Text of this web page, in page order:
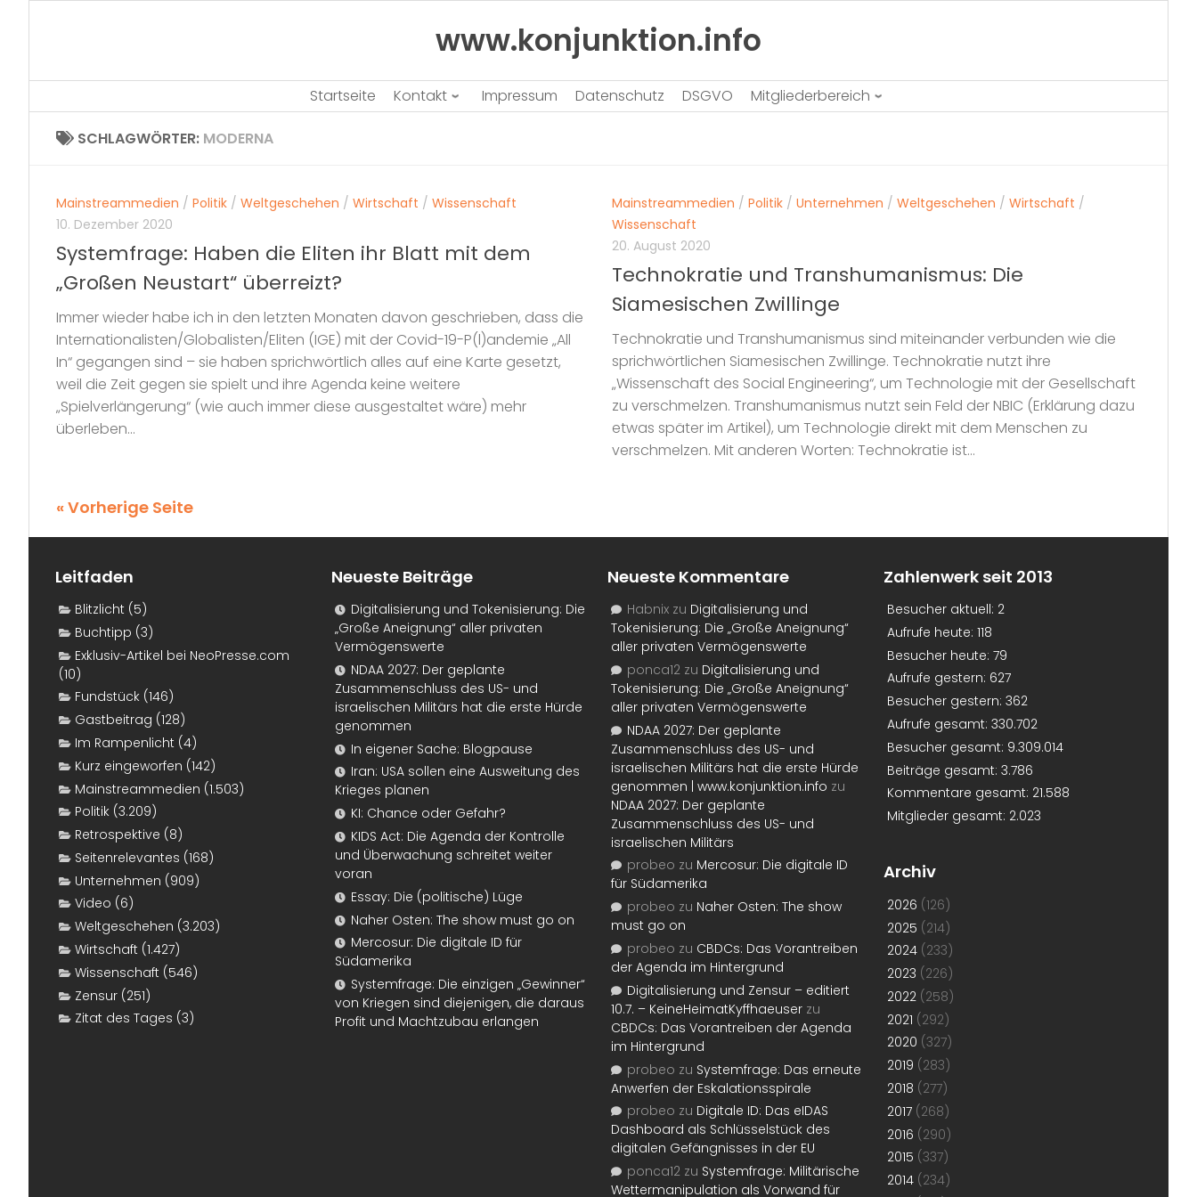
www.konjunktion.info
Startseite Kontakt Impressum Datenschutz DSGVO Mitgliederbereich
SCHLAGWÖRTER: MODERNA
Mainstreammedien / Politik / Weltgeschehen / Wirtschaft / Wissenschaft
10. Dezember 2020
Systemfrage: Haben die Eliten ihr Blatt mit dem
„Großen Neustart“ überreizt?
Immer wieder habe ich in den letzten Monaten davon geschrieben, dass die
Internationalisten/Globalisten/Eliten (IGE) mit der Covid-19-P(l)andemie „All
In“ gegangen sind – sie haben sprichwörtlich alles auf eine Karte gesetzt,
weil die Zeit gegen sie spielt und ihre Agenda keine weitere
„Spielverlängerung“ (wie auch immer diese ausgestaltet wäre) mehr
überleben...
Mainstreammedien / Politik / Unternehmen / Weltgeschehen / Wirtschaft /
Wissenschaft
20. August 2020
Technokratie und Transhumanismus: Die
Siamesischen Zwillinge
Technokratie und Transhumanismus sind miteinander verbunden wie die
sprichwörtlichen Siamesischen Zwillinge. Technokratie nutzt ihre
„Wissenschaft des Social Engineering“, um Technologie mit der Gesellschaft
zu verschmelzen. Transhumanismus nutzt sein Feld der NBIC (Erklärung dazu
etwas später im Artikel), um Technologie direkt mit dem Menschen zu
verschmelzen. Mit anderen Worten: Technokratie ist...
« Vorherige Seite
Leitfaden
Blitzlicht (5)
Buchtipp (3)
Exklusiv-Artikel bei NeoPresse.com
(10)
Fundstück (146)
Gastbeitrag (128)
Im Rampenlicht (4)
Kurz eingeworfen (142)
Mainstreammedien (1.503)
Politik (3.209)
Retrospektive (8)
Seitenrelevantes (168)
Unternehmen (909)
Video (6)
Weltgeschehen (3.203)
Wirtschaft (1.427)
Wissenschaft (546)
Zensur (251)
Zitat des Tages (3)
Neueste Beiträge
Digitalisierung und Tokenisierung: Die
„Große Aneignung“ aller privaten
Vermögenswerte
NDAA 2027: Der geplante
Zusammenschluss des US- und
israelischen Militärs hat die erste Hürde
genommen
In eigener Sache: Blogpause
Iran: USA sollen eine Ausweitung des
Krieges planen
KI: Chance oder Gefahr?
KIDS Act: Die Agenda der Kontrolle
und Überwachung schreitet weiter
voran
Essay: Die (politische) Lüge
Naher Osten: The show must go on
Mercosur: Die digitale ID für
Südamerika
Systemfrage: Die einzigen „Gewinner“
von Kriegen sind diejenigen, die daraus
Profit und Machtzubau erlangen
Neueste Kommentare
Habnix zu Digitalisierung und
Tokenisierung: Die „Große Aneignung“
aller privaten Vermögenswerte
ponca12 zu Digitalisierung und
Tokenisierung: Die „Große Aneignung“
aller privaten Vermögenswerte
NDAA 2027: Der geplante
Zusammenschluss des US- und
israelischen Militärs hat die erste Hürde
genommen | www.konjunktion.info zu
NDAA 2027: Der geplante
Zusammenschluss des US- und
israelischen Militärs
probeo zu Mercosur: Die digitale ID
für Südamerika
probeo zu Naher Osten: The show
must go on
probeo zu CBDCs: Das Vorantreiben
der Agenda im Hintergrund
Digitalisierung und Zensur – editiert
10.7. – KeineHeimatKyffhaeuser zu
CBDCs: Das Vorantreiben der Agenda
im Hintergrund
probeo zu Systemfrage: Das erneute
Anwerfen der Eskalationsspirale
probeo zu Digitale ID: Das eIDAS
Dashboard als Schlüsselstück des
digitalen Gefängnisses in der EU
ponca12 zu Systemfrage: Militärische
Wettermanipulation als Vorwand für
Zahlenwerk seit 2013
Besucher aktuell: 2
Aufrufe heute: 118
Besucher heute: 79
Aufrufe gestern: 627
Besucher gestern: 362
Aufrufe gesamt: 330.702
Besucher gesamt: 9.309.014
Beiträge gesamt: 3.786
Kommentare gesamt: 21.588
Mitglieder gesamt: 2.023
Archiv
2026 (126)
2025 (214)
2024 (233)
2023 (226)
2022 (258)
2021 (292)
2020 (327)
2019 (283)
2018 (277)
2017 (268)
2016 (290)
2015 (337)
2014 (234)